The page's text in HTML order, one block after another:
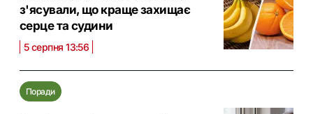
з'ясували, що краще захищає
серце та судини
5 серпня 13:56
Поради